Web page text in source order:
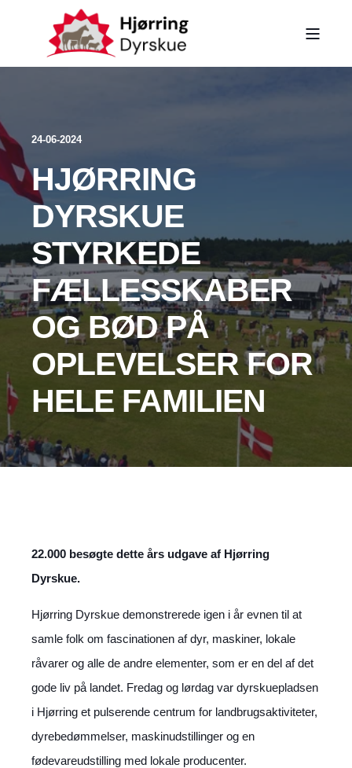
24-06-2024
HJØRRING
DYRSKUE
STYRKEDE
FÆLLESSKABER
OG BØD PÅ
OPLEVELSER FOR
HELE FAMILIEN
22.000 besøgte dette års udgave af Hjørring
Dyrskue.
Hjørring Dyrskue demonstrerede igen i år evnen til at
samle folk om fascinationen af dyr, maskiner, lokale
råvarer og alle de andre elementer, som er en del af det
gode liv på landet. Fredag og lørdag var dyrskuepladsen
i Hjørring et pulserende centrum for landbrugsaktiviteter,
dyrebedømmelser, maskinudstillinger og en
fødevareudstilling med lokale producenter.